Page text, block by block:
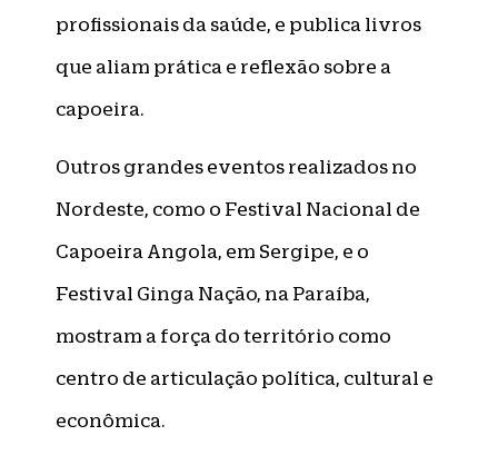
profissionais da saúde, e publica livros
que aliam prática e reflexão sobre a
capoeira.
Outros grandes eventos realizados no
Nordeste, como o Festival Nacional de
Capoeira Angola, em Sergipe, e o
Festival Ginga Nação, na Paraíba,
mostram a força do território como
centro de articulação política, cultural e
econômica.